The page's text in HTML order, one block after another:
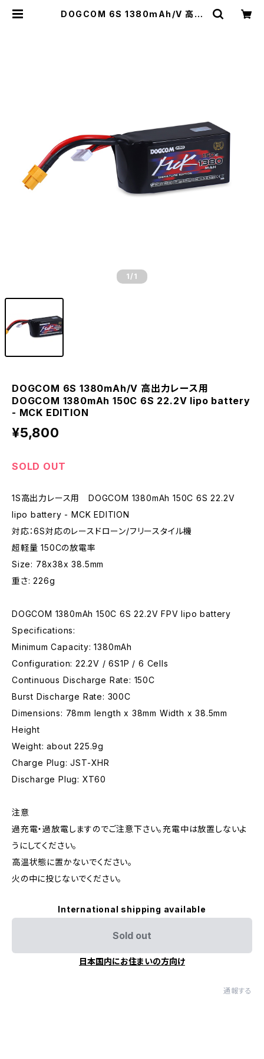
DOGCOM 6S 1380mAh/V 高出
1 /1
DOGCOM 6S 1380mAh/V 高出力レース用
DOGCOM 1380mAh 150C 6S 22.2V lipo battery
- MCK EDITION
¥5,800
SOLD OUT
1S高出力レース用 DOGCOM 1380mAh 150C 6S 22.2V
lipo battery - MCK EDITION
対応：6S対応のレースドローン/フリースタイル機
超軽量 150Cの放電率
Size: 78x38x 38.5mm
重さ: 226g
DOGCOM 1380mAh 150C 6S 22.2V FPV lipo battery
Specifications:
Minimum Capacity: 1380mAh
Configuration: 22.2V / 6S1P / 6 Cells
Continuous Discharge Rate: 150C
Burst Discharge Rate: 300C
Dimensions: 78mm length x 38mm Width x 38.5mm
Height
Weight: about 225.9g
Charge Plug: JST-XHR
Discharge Plug: XT60
注意
過充電・過放電しますのでご注意下さい。充電中は放置しないよ
うにしてください。
高温状態に置かないでください。
火の中に投じないでください。
International shipping available
Sold out
日本国内にお住まいの方向け
通報する